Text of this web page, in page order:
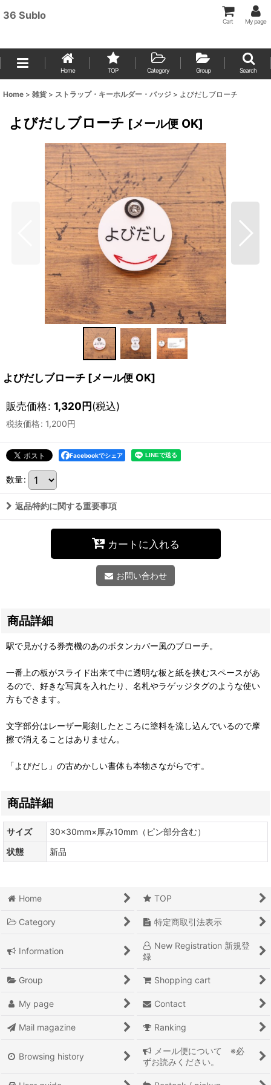
36 Sublo
Cart My page
Home TOP Category Group Search
Home > 雑貨 > ストラップ・キーホルダー・バッジ > よびだしブローチ
よびだしブローチ [メール便 OK]
よびだしブローチ [メール便 OK]
販売価格: 1,320円(税込)
税抜価格: 1,200円
Facebookでシェア
数量:
返品特約に関する重要事項
カートに入れる
お問い合わせ
商品詳細
駅で見かける券売機のあのボタンカバー風のブローチ。
一番上の板がスライド出来て中に透明な板と紙を挟むスペースがあ
るので、好きな写真を入れたり、名札やラゲッジタグのような使い
方もできます。
文字部分はレーザー彫刻したところに塗料を流し込んでいるので摩
擦で消えることはありません。
「よびだし」の古めかしい書体も本物さながらです。
商品詳細
サイズ
30×30mm×厚み10mm（ピン部分含む）
状態
新品
Home TOP
Category 特定商取引法表示
Information
New Registration 新規登
録
Group Shopping cart
My page Contact
Mail magazine Ranking
Browsing history
メール便について ※必
ずお読みください。